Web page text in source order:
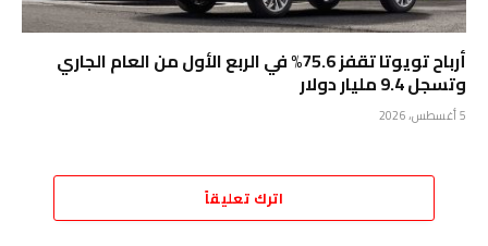
أرباح تويوتا تقفز 75.6% في الربع الأول من العام الجاري
وتسجل 9.4 مليار دولار
5 أغسطس، 2026
اترك تعليقاً